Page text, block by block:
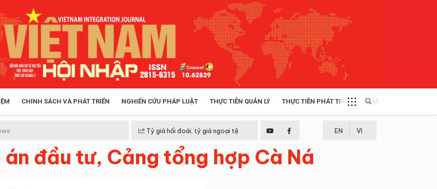
CHÍNH SÁCH VÀ PHÁT TRIỂN NGHIÊN CỨU PHÁP LUẬT THỰC TIỄN QUẢN LÝ THỰC TIỄN PHÁT TRIỂN MULTIMEDIA
Tỷ giá hối đoái, tỷ giá ngoại tệ EN VI
đầu tư, Cảng tổng hợp Cà Ná